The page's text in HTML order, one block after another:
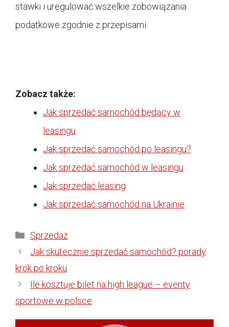
stawki i uregulować wszelkie zobowiązania
podatkowe zgodnie z przepisami.
Zobacz także:
Jak sprzedać samochód będący w
leasingu
Jak sprzedać samochód po leasingu?
Jak sprzedać samochód w leasingu
Jak sprzedać leasing
Jak sprzedać samochód na Ukrainie
Kategorie
Sprzedaż
Jak skutecznie sprzedać samochód? porady
krok po kroku
Ile kosztuje bilet na high league – eventy
sportowe w polsce